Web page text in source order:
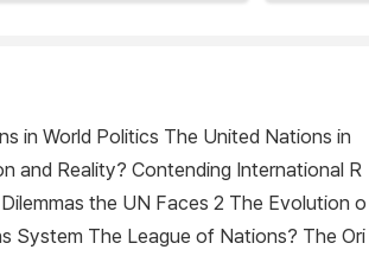
in World Politics The United Nations in
and Reality? Contending International R
the UN Faces 2 The Evolution o
System The League of Nations? The Ori